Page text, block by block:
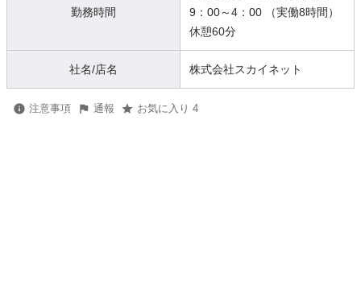
勤務時間
9：00～4：00 （実働8時間）
休憩60分
社名/店名 株式会社スカイネット
注意事項 通報 お気に入り 4